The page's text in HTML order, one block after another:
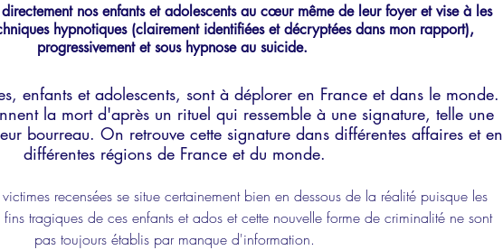
nos enfants et adolescents au cœur même de leur foyer et vise à les
hypnotiques (clairement identifiées et décryptées dans mon rapport),
progressivement et sous hypnose au suicide.
enfants et adolescents, sont à déplorer en France et dans le monde.
la mort d'après un rituel qui ressemble à une signature, telle une
bourreau. On retrouve cette signature dans différentes affaires et en
différentes régions de France et du monde.
recensées se situe certainement bien en dessous de la réalité puisque les
fins tragiques de ces enfants et ados et cette nouvelle forme de criminalité ne sont
pas toujours établis par manque d'information.